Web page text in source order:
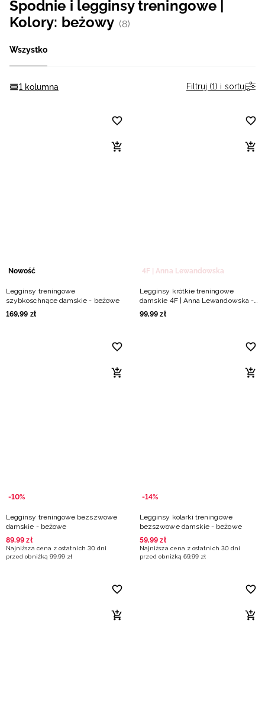
Spodnie i legginsy treningowe |
Kolory: beżowy (8)
Wszystko
1 kolumna Filtruj (1) i sortuj
Nowość
Legginsy treningowe
szybkoschnące damskie - beżowe
169,99 zł
4F | Anna Lewandowska
Legginsy krótkie treningowe
damskie 4F | Anna Lewandowska -
beżowe
99,99 zł
-10%
Legginsy treningowe bezszwowe
damskie - beżowe
89,99 zł
Najniższa cena z ostatnich 30 dni
przed obniżką 99,99 zł
-14%
Legginsy kolarki treningowe
bezszwowe damskie - beżowe
59,99 zł
Najniższa cena z ostatnich 30 dni
przed obniżką 69,99 zł
Niemiecki / EUR